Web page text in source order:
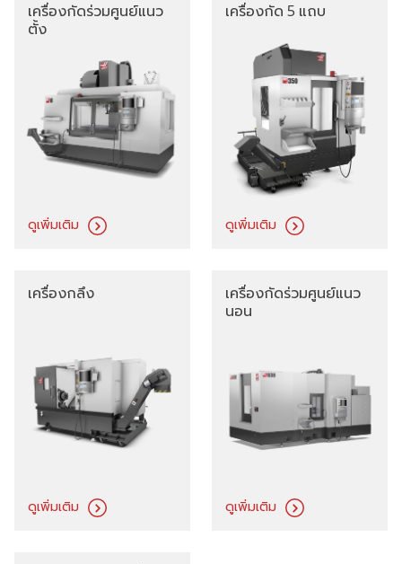
เครื่องกัดร่วมศูนย์แนว
ตั้ง
ดูเพิ่มเติม
เครื่องกัด 5 แถบ
ดูเพิ่มเติม
เครื่องกลึง
ดูเพิ่มเติม
เครื่องกัดร่วมศูนย์แนว
นอน
ดูเพิ่มเติม